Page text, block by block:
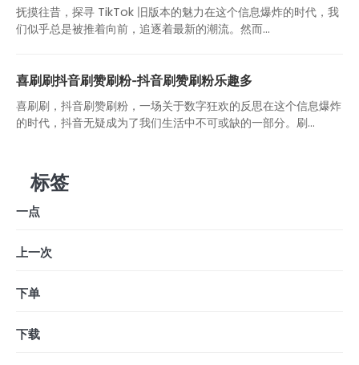
抚摸往昔，探寻 TikTok 旧版本的魅力在这个信息爆炸的时代，我
们似乎总是被推着向前，追逐着最新的潮流。然而...
喜刷刷抖音刷赞刷粉-抖音刷赞刷粉乐趣多
喜刷刷，抖音刷赞刷粉，一场关于数字狂欢的反思在这个信息爆炸
的时代，抖音无疑成为了我们生活中不可或缺的一部分。刷...
标签
一点
上一次
下单
下载